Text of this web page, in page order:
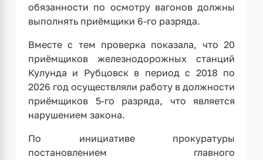
обязанности по осмотру вагонов должны
выполнять приёмщики 6-го разряда.
Вместе с тем проверка показала, что 20
приёмщиков железнодорожных станций
Кулунда и Рубцовск в период с 2018 по
2026 год осуществляли работу в должности
приёмщиков 5-го разряда, что является
нарушением закона.
По инициативе прокуратуры
постановлением главного